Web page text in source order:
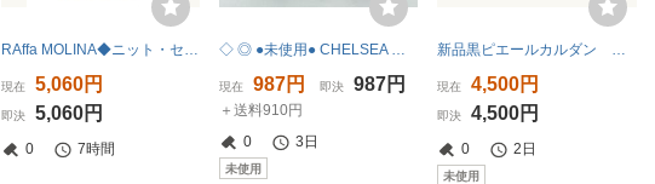
RAffa MOLINA◆ニット・セーター(薄手)/L/コットン/NVY
現在 5,060円
即決 5,060円
0 7時間
◇ ◎ ●未使用● CHELSEA ケーブル ショート丈 おしゃれ 半袖 ニット セーター サイズF ブラック レディース E
現在 987円 即決 987円
＋送料910円
0
3日
未使用
新品黒ピエールカルダン ビーズ華やかニット Lサイズ ラピーヌ pierrecardin
現在 4,500円
即決 4,500円
0 2日
未使用